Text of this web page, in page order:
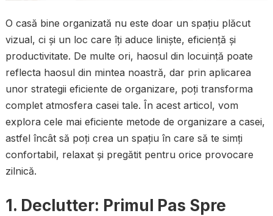
O casă bine organizată nu este doar un spațiu plăcut
vizual, ci și un loc care îți aduce liniște, eficiență și
productivitate. De multe ori, haosul din locuință poate
reflecta haosul din mintea noastră, dar prin aplicarea
unor strategii eficiente de organizare, poți transforma
complet atmosfera casei tale. În acest articol, vom
explora cele mai eficiente metode de organizare a casei,
astfel încât să poți crea un spațiu în care să te simți
confortabil, relaxat și pregătit pentru orice provocare
zilnică.
1. Declutter: Primul Pas Spre